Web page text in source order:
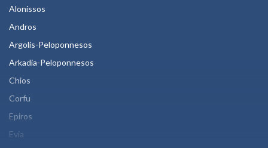
Alonissos
Andros
Argolis-Peloponnesos
Arkadia-Peloponnesos
Chios
Corfu
Epiros
Evia